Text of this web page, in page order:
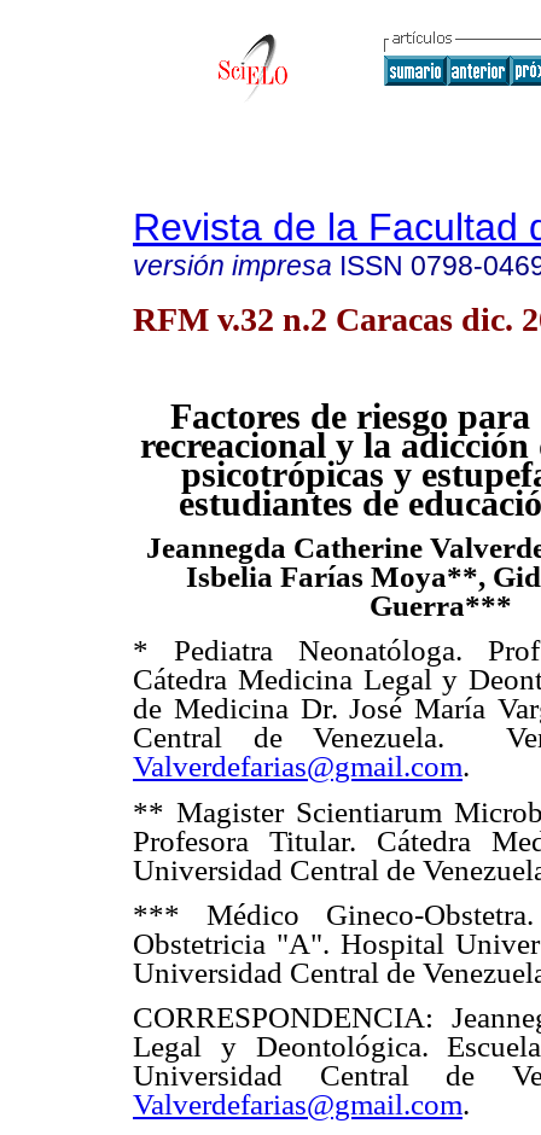
Revista de la Facultad
versión impresa ISSN 0798-
RFM v.32 n.2 Caracas dic.
Factores de riesgo para
recreacional y la adicción
psicotrópicas y
estudiantes de
Jeannegda Catherine
Isbelia Farías Moya**,
Guerra***
* Pediatra Neonatóloga.
Cátedra Medicina Legal y
de Medicina Dr. José María
Central de Venezuela.
Valverdefarias@gmail.com.
** Magister Scientiarum
Profesora Titular. Cátedra
Universidad Central de
*** Médico Gineco-
Obstetricia "A". Hospital
Universidad Central de
CORRESPONDENCIA:
Legal y Deontológica.
Universidad Central de
Valverdefarias@gmail.com.